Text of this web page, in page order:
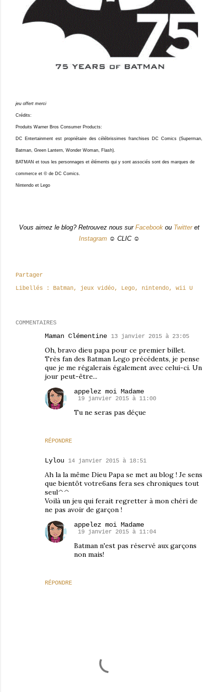
jeu offert merci
Crédits:
Produits Warner Bros Consumer Products:
DC Entertainment est propriétaire des célébrissimes franchises DC Comics (Superman,
Batman, Green Lantern, Wonder Woman, Flash).
BATMAN et tous les personnages et éléments qui y sont associés sont des marques de
commerce et © de DC Comics.
Nintendo et Lego
Vous aimez le blog? Retrouvez nous sur Facebookou Twitteret
Instagram☺ CLIC ☺
Partager
Libellés :
Batman jeux vidéo Lego nintendo wii U
COMMENTAIRES
Maman Clémentine 13 janvier 2015 à 23:05
Oh, bravo dieu papa pour ce premier billet.
Très fan des Batman Lego précédents, je pense
que je me régalerais également avec celui-ci. Un
jour peut-être...
RÉPONDRE
appelez moi Madame
19 janvier 2015 à 11:00
Tu ne seras pas déçue
Lylou 14 janvier 2015 à 18:51
Ah la la même Dieu Papa se met au blog ! Je sens
que bientôt votre6ans fera ses chroniques tout
seul^^
Voilà un jeu qui ferait regretter à mon chéri de
ne pas avoir de garçon !
RÉPONDRE
appelez moi Madame
19 janvier 2015 à 11:04
Batman n'est pas réservé aux garçons
non mais!